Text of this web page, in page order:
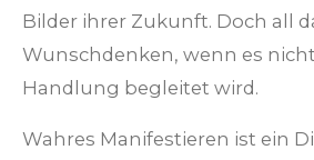
Bilder ihrer Zukunft. Doch all
Wunschdenken, wenn es
Handlung begleitet wird.
Wahres Manifestieren ist ein